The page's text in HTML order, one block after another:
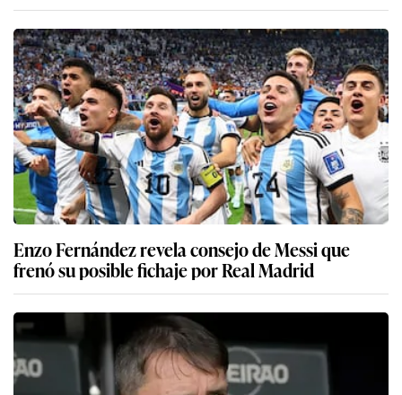
Enzo Fernández revela consejo de Messi que
frenó su posible fichaje por Real Madrid